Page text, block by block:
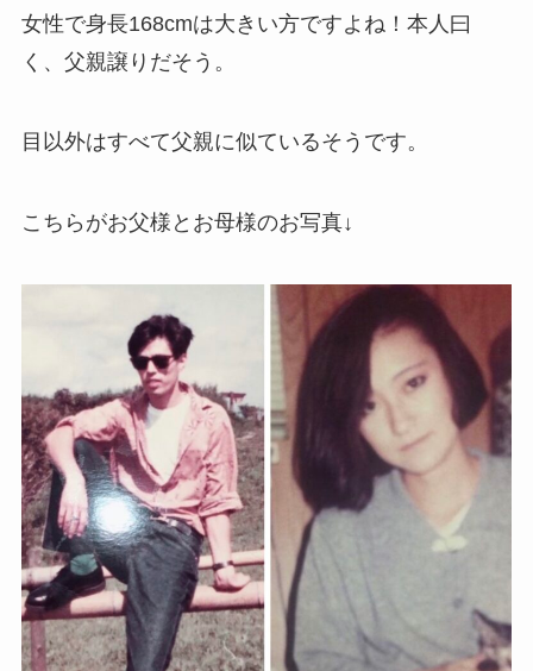
女性で身長168cmは大きい方ですよね！本人曰
く、父親譲りだそう。
目以外はすべて父親に似ているそうです。
こちらがお父様とお母様のお写真↓